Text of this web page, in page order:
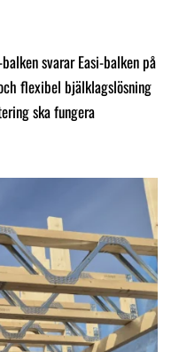
svarar Easi-balken på
flexibel bjälklagslösning
ska fungera